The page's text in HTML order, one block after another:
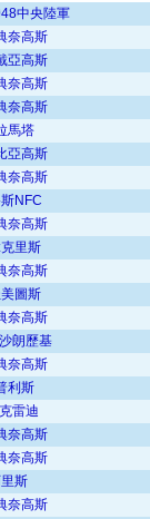
中央陸軍
奈高斯
亞高斯
奈高斯
奈高斯
馬塔
亞高斯
奈高斯
NFC
奈高斯
里斯
奈高斯
圖斯
奈高斯
朗歷基
奈高斯
利斯
雷迪
奈高斯
奈高斯
斯
奈高斯